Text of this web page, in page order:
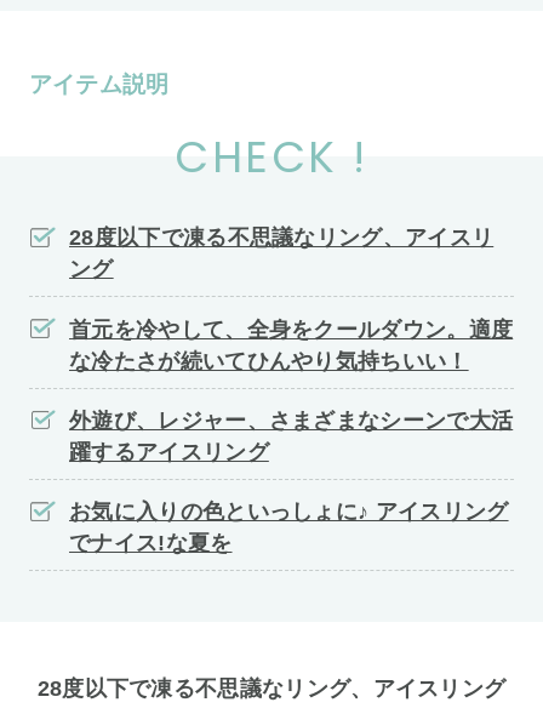
アイテム説明
CHECK !
28度以下で凍る不思議なリング、アイスリ
ング
首元を冷やして、全身をクールダウン。適度
な冷たさが続いてひんやり気持ちいい！
外遊び、レジャー、さまざまなシーンで大活
躍するアイスリング
お気に入りの色といっしょに♪ アイスリング
でナイス!な夏を
28度以下で凍る不思議なリング、アイスリング